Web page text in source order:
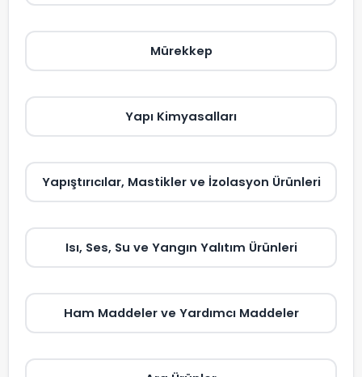
Mürekkep
Yapı Kimyasalları
Yapıştırıcılar, Mastikler ve İzolasyon Ürünleri
Isı, Ses, Su ve Yangın Yalıtım Ürünleri
Ham Maddeler ve Yardımcı Maddeler